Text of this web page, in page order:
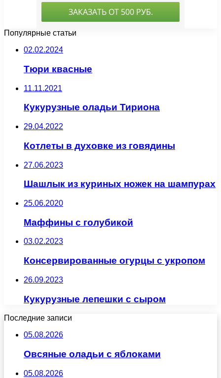
Популярные статьи
02.02.2024
Тюри квасные
11.11.2021
Кукурузные оладьи Тириона
29.04.2022
Котлеты в духовке из говядины
27.06.2023
Шашлык из куриных ножек на шампурах
25.06.2020
Маффины с голубикой
03.02.2023
Консервированные огурцы с укропом
26.09.2023
Кукурузные лепешки с сыром
Последние записи
05.08.2026
Овсяные оладьи с яблоками
05.08.2026